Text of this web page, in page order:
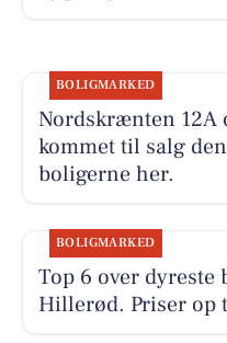
BOLIGMARKED
Nordskrænten 12A
kommet til salg
boligerne her.
BOLIGMARKED
Top 6 over
Hillerød. Priser op